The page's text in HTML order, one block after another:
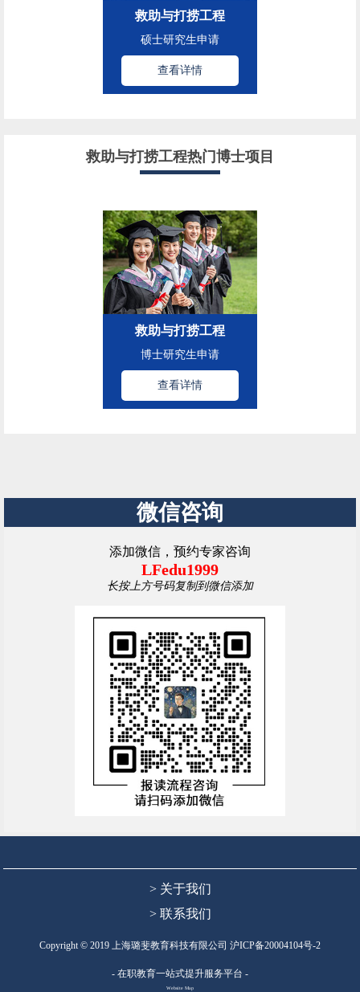
救助与打捞工程
硕士研究生申请
查看详情
救助与打捞工程热门博士项目
救助与打捞工程
博士研究生申请
查看详情
微信咨询
添加微信，预约专家咨询
LFedu1999
长按上方号码复制到微信添加
> 关于我们
> 联系我们
Copyright © 2019 上海璐斐教育科技有限公司 沪ICP备20004104号-2
- 在职教育一站式提升服务平台 -
Website Map